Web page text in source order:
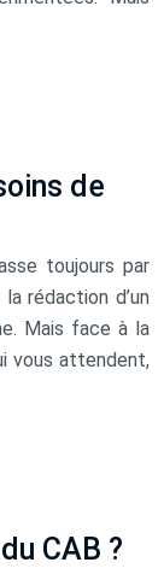
de
toujours par
rédaction d’un
Mais face à la
vous attendent,
CAB ?